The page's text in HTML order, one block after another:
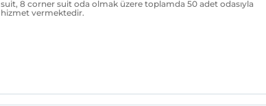
suit, 8 corner suit oda olmak üzere toplamda 50 adet odasıyla
hizmet vermektedir.